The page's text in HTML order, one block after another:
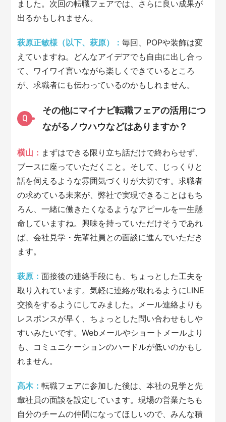
ました。次回の転職フェアでは、さらに良い成果が
出るかもしれません。
萩原正敏様（以下、萩原）：毎回、POPや装飾は変
えていますね。どんなアイデアでも自由に出し合っ
て、ワイワイ言いながら楽しくできているところ
が、求職者にも伝わっているのかもしれません。
Q
その他にマイナビ転職フェアの活用につ
ながるノウハウなどはありますか？
横山： まずはできる限り立ち話だけで終わらせず、
ブースに座っていただくこと。そして、じっくりと
話を伺えるような雰囲気づくりが大切です。求職者
の求めている未来が、弊社で実現できることはもち
ろん、一緒に働きたくなるようなアピールを一生懸
命していますね。興味を持っていただけそうであれ
ば、会社見学・先輩社員との面談に進んでいただき
ます。
萩原：面接後の連絡手段にも、ちょっとした工夫を
取り入れています。気軽に連絡が取れるようにLINE
交換をするようにしてみました。メール連絡よりも
レスポンスが早く、ちょっとした問い合わせもしや
すいみたいです。Webメールやショートメールより
も、コミュニケーションのハードルが低いのかもし
れません。
高木：転職フェアに参加した後は、本社の見学と先
輩社員の面談を設定しています。現場の営業たちも
自分のチームの仲間になってほしいので、みんな積